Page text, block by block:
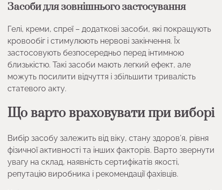
Засоби для зовнішнього застосування
Гелі, креми, спреї – додаткові засоби, які покращують
кровообіг і стимулюють нервові закінчення. Їх
застосовують безпосередньо перед інтимною
близькістю. Такі засоби мають легкий ефект, але
можуть посилити відчуття і збільшити тривалість
статевого акту.
Що варто враховувати при виборі
Вибір засобу залежить від віку, стану здоров’я, рівня
фізичної активності та інших факторів. Варто звернути
увагу на склад, наявність сертифікатів якості,
репутацію виробника і рекомендації фахівців.